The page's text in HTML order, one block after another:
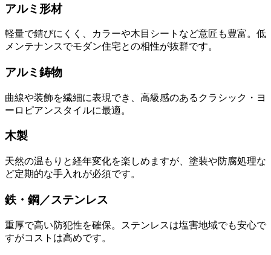
アルミ形材
軽量で錆びにくく、カラーや木目シートなど意匠も豊富。低
メンテナンスでモダン住宅との相性が抜群です。
アルミ鋳物
曲線や装飾を繊細に表現でき、高級感のあるクラシック・ヨ
ーロピアンスタイルに最適。
木製
天然の温もりと経年変化を楽しめますが、塗装や防腐処理な
ど定期的な手入れが必須です。
鉄・鋼／ステンレス
重厚で高い防犯性を確保。ステンレスは塩害地域でも安心で
すがコストは高めです。